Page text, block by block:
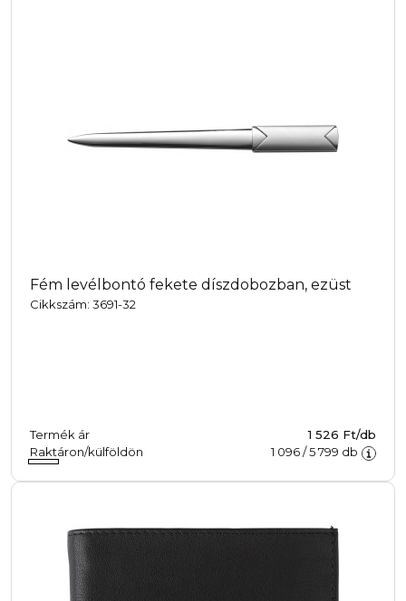
Fém levélbontó fekete díszdobozban, ezüst
Cikkszám: 3691-32
Termék ár
1 526 Ft/db
Raktáron/külföldön
1 096/5 799 db